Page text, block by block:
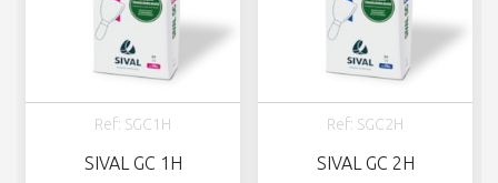
Ref: SGC1H
SIVAL GC 1H
Ref: SGC2H
SIVAL GC 2H